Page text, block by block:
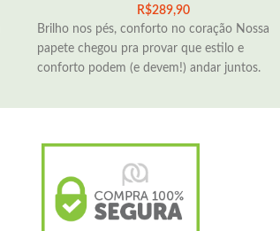
R$289,90
Brilho nos pés, conforto no coração Nossa
papete chegou pra provar que estilo e
conforto podem (e devem!) andar juntos.